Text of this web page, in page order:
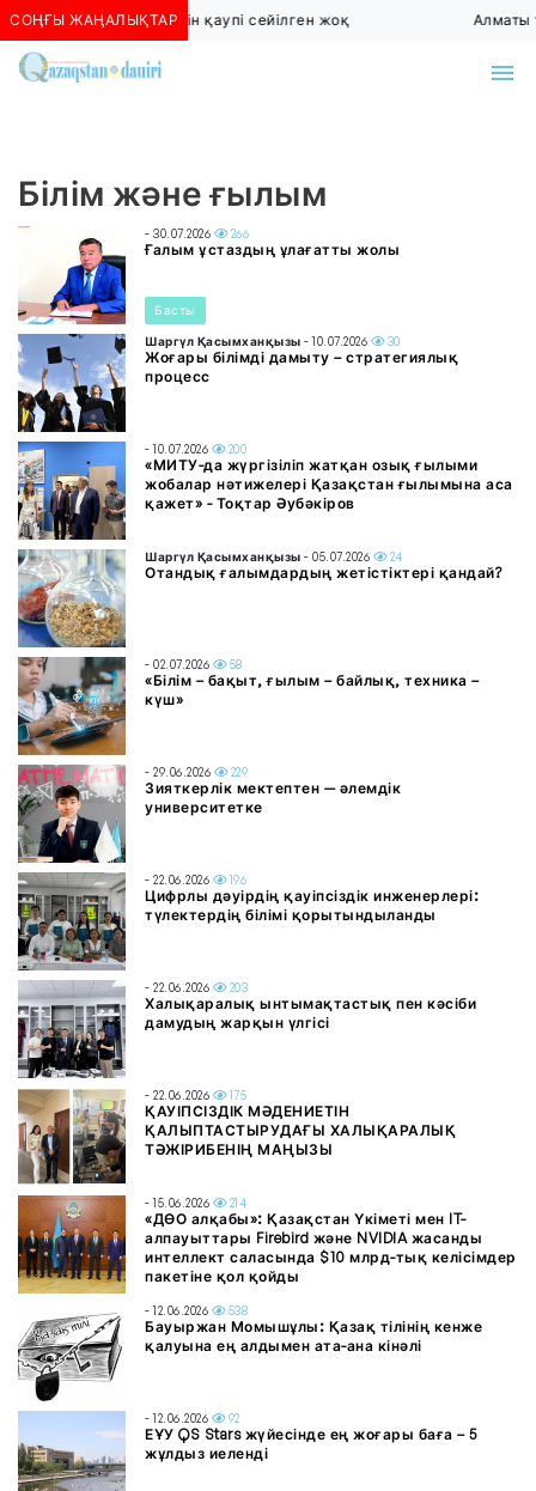
СОҢҒЫ ЖАҢАЛЫҚТАР
Алматыда көшкін қаупі сейілген жоқ Алматы
Білім және ғылым
- 30.07.2026 266
Ғалым ұстаздың ұлағатты жолы
Басты
Шаргүл Қасымханқызы - 10.07.2026 30
Жоғары білімді дамыту – стратегиялық
процесс
- 10.07.2026 200
«МИТУ-да жүргізіліп жатқан озық ғылыми
жобалар нәтижелері Қазақстан ғылымына аса
қажет» - Тоқтар Әубәкіров
Шаргүл Қасымханқызы - 05.07.2026 24
Отандық ғалымдардың жетістіктері қандай?
- 02.07.2026 58
«Білім – бақыт, ғылым – байлық, техника –
күш»
- 29.06.2026 229
Зияткерлік мектептен — әлемдік
университетке
- 22.06.2026 196
Цифрлы дәуірдің қауіпсіздік инженерлері:
түлектердің білімі қорытындыланды
- 22.06.2026 203
Халықаралық ынтымақтастық пен кәсіби
дамудың жарқын үлгісі
- 22.06.2026 175
ҚАУІПСІЗДІК МӘДЕНИЕТІН
ҚАЛЫПТАСТЫРУДАҒЫ ХАЛЫҚАРАЛЫҚ
ТӘЖІРИБЕНІҢ МАҢЫЗЫ
- 15.06.2026 214
«ДӨО алқабы»: Қазақстан Үкіметі мен IT-
алпауыттары Firebird және NVIDIA жасанды
интеллект саласында $10 млрд-тық келісімдер
пакетіне қол қойды
- 12.06.2026 538
Бауыржан Момышұлы: Қазақ тілінің кенже
қалуына ең алдымен ата-ана кінәлі
- 12.06.2026 92
ЕҰУ QS Stars жүйесінде ең жоғары баға – 5
жұлдыз иеленді